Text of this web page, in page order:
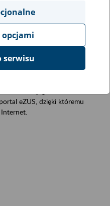
ZUS eZUS
eZUS, dzięki któremu
opcjami
serwisu